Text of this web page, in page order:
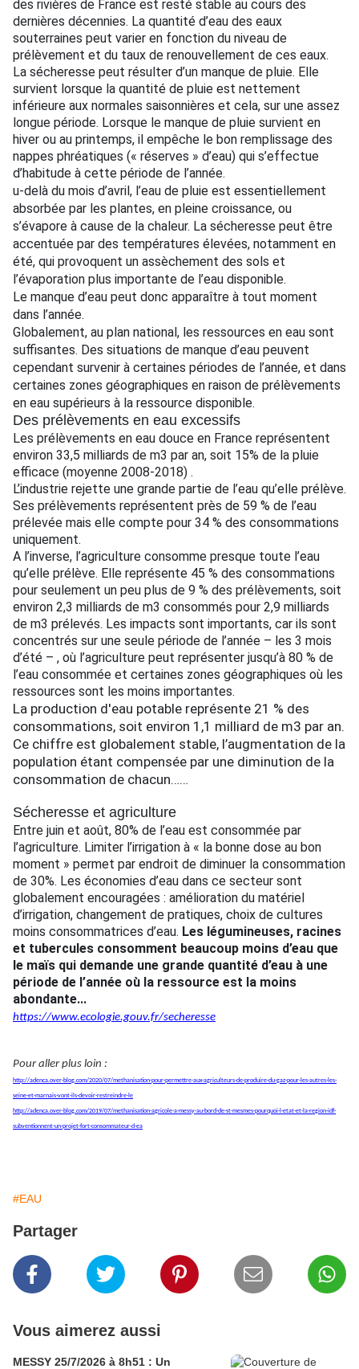
des rivières de France est resté stable au cours des
dernières décennies. La quantité d’eau des eaux
souterraines peut varier en fonction du niveau de
prélèvement et du taux de renouvellement de ces eaux.
La sécheresse peut résulter d’un manque de pluie. Elle
survient lorsque la quantité de pluie est nettement
inférieure aux normales saisonnières et cela, sur une assez
longue période. Lorsque le manque de pluie survient en
hiver ou au printemps, il empêche le bon remplissage des
nappes phréatiques (« réserves » d’eau) qui s’effectue
d’habitude à cette période de l’année.
u-delà du mois d’avril, l’eau de pluie est essentiellement
absorbée par les plantes, en pleine croissance, ou
s’évapore à cause de la chaleur. La sécheresse peut être
accentuée par des températures élevées, notamment en
été, qui provoquent un assèchement des sols et
l’évaporation plus importante de l’eau disponible.
Le manque d’eau peut donc apparaître à tout moment
dans l’année.
Globalement, au plan national, les ressources en eau sont
suffisantes. Des situations de manque d’eau peuvent
cependant survenir à certaines périodes de l’année, et dans
certaines zones géographiques en raison de prélèvements
en eau supérieurs à la ressource disponible.
Des prélèvements en eau excessifs
Les prélèvements en eau douce en France représentent
environ 33,5 milliards de m3 par an, soit 15% de la pluie
efficace (moyenne 2008-2018) .
L’industrie rejette une grande partie de l’eau qu’elle prélève.
Ses prélèvements représentent près de 59 % de l’eau
prélevée mais elle compte pour 34 % des consommations
uniquement.
A l’inverse, l’agriculture consomme presque toute l’eau
qu’elle prélève. Elle représente 45 % des consommations
pour seulement un peu plus de 9 % des prélèvements, soit
environ 2,3 milliards de m3 consommés pour 2,9 milliards
de m3 prélevés. Les impacts sont importants, car ils sont
concentrés sur une seule période de l’année – les 3 mois
d’été – , où l’agriculture peut représenter jusqu’à 80 % de
l’eau consommée et certaines zones géographiques où les
ressources sont les moins importantes.
La production d'eau potable représente 21 % des
consommations, soit environ 1,1 milliard de m3 par an.
Ce chiffre est globalement stable, l’augmentation de la
population étant compensée par une diminution de la
consommation de chacun……
Sécheresse et agriculture
Entre juin et août, 80% de l’eau est consommée par
l’agriculture. Limiter l’irrigation à « la bonne dose au bon
moment » permet par endroit de diminuer la consommation
de 30%. Les économies d’eau dans ce secteur sont
globalement encouragées : amélioration du matériel
d’irrigation, changement de pratiques, choix de cultures
moins consommatrices d’eau. Les légumineuses, racines
et tubercules consomment beaucoup moins d’eau que
le maïs qui demande une grande quantité d’eau à une
période de l’année où la ressource est la moins
abondante...
https://www.ecologie.gouv.fr/secheresse
Pour aller plus loin :
http://adenca.over-blog.com/2020/07/methanisation-pour-permettre-aux-agriculteurs-de-produire-du-gaz-pour-les-autres-les-
seine-et-marnais-vont-ils-devoir-restreindre-le
http://adenca.over-blog.com/2019/07/methanisation-agricole-a-messy-au-bord-de-st-mesmes-pourquoi-l-etat-et-la-region-idf-
subventionnent-un-projet-fort-consommateur-d-ea
#EAU
Partager
Vous aimerez aussi
MESSY 25/7/2026 à 8h51 : Un